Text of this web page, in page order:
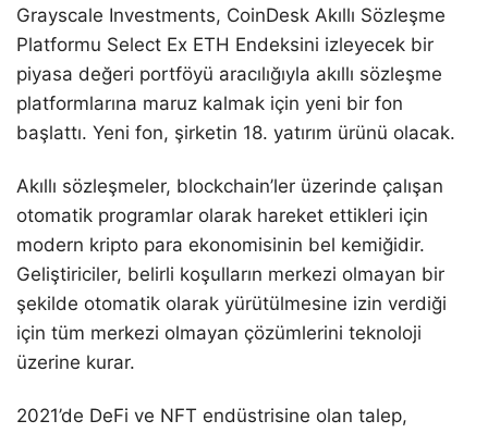
Grayscale Investments, CoinDesk Akıllı Sözleşme
Platformu Select Ex ETH Endeksini izleyecek bir
piyasa değeri portföyü aracılığıyla akıllı sözleşme
platformlarına maruz kalmak için yeni bir fon
başlattı. Yeni fon, şirketin 18. yatırım ürünü olacak.
Akıllı sözleşmeler, blockchain’ler üzerinde çalışan
otomatik programlar olarak hareket ettikleri için
modern kripto para ekonomisinin bel kemiğidir.
Geliştiriciler, belirli koşulların merkezi olmayan bir
şekilde otomatik olarak yürütülmesine izin verdiği
için tüm merkezi olmayan çözümlerini teknoloji
üzerine kurar.
2021’de DeFi ve NFT endüstrisine olan talep,